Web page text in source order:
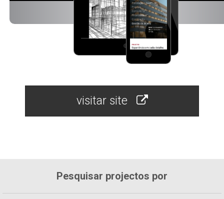
visitar site
Pesquisar projectos por